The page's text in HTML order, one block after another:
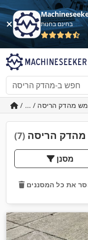
בחינם בחנות
הריסה (7)
מסנן
את כל המסננים